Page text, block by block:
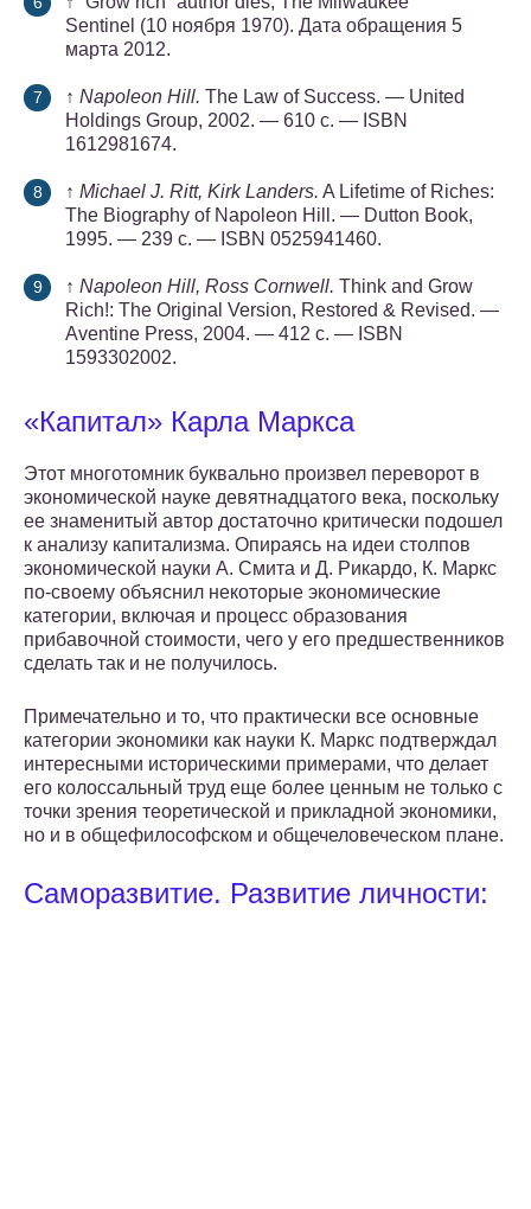
Sentinel (10 ноября 1970). Дата обращения 5
марта 2012.
↑ Napoleon Hill. The Law of Success. — United
Holdings Group, 2002. — 610 с. — ISBN
1612981674.
↑ Michael J. Ritt, Kirk Landers. A Lifetime of Riches:
The Biography of Napoleon Hill. — Dutton Book,
1995. — 239 с. — ISBN 0525941460.
↑ Napoleon Hill, Ross Cornwell. Think and Grow
Rich!: The Original Version, Restored & Revised. —
Aventine Press, 2004. — 412 с. — ISBN
1593302002.
«Капитал» Карла Маркса
Этот многотомник буквально произвел переворот в
экономической науке девятнадцатого века, поскольку
ее знаменитый автор достаточно критически подошел
к анализу капитализма. Опираясь на идеи столпов
экономической науки А. Смита и Д. Рикардо, К. Маркс
по-своему объяснил некоторые экономические
категории, включая и процесс образования
прибавочной стоимости, чего у его предшественников
сделать так и не получилось.
Примечательно и то, что практически все основные
категории экономики как науки К. Маркс подтверждал
интересными историческими примерами, что делает
его колоссальный труд еще более ценным не только с
точки зрения теоретической и прикладной экономики,
но и в общефилософском и общечеловеческом плане.
Саморазвитие. Развитие личности: